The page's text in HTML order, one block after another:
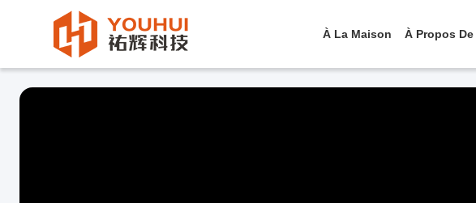
À La Maison À Propos